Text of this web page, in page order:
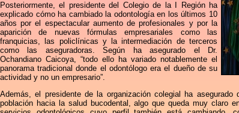
Posteriormente, el presidente del Colegio de la I Región ha
explicado cómo ha cambiado la odontología en los últimos 10
años por el espectacular aumento de profesionales y por la
aparición de nuevas fórmulas empresariales como las
franquicias, las policlínicas y la intermediación de terceros
como las aseguradoras. Según ha asegurado el Dr.
Ochandiano Caicoya, “todo ello ha variado notablemente el
panorama tradicional donde el odontólogo era el dueño de su
actividad y no un empresario”.
Además, el presidente de la organización colegial ha
población hacia la salud bucodental, algo que queda muy claro